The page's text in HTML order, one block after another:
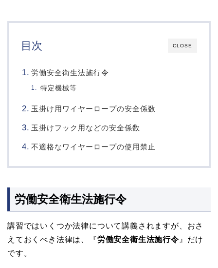
CLOSE
目次
労働安全衛生法施行令
特定機械等
玉掛け用ワイヤーロープの安全係数
玉掛けフック用などの安全係数
不適格なワイヤーロープの使用禁止
労働安全衛生法施行令
講習ではいくつか法律について講義されますが、おさ
えておくべき法律は、『労働安全衛生法施行令 』だけ
です。